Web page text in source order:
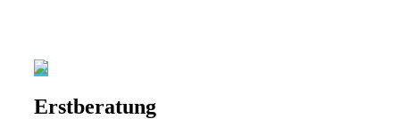
Erstberatung